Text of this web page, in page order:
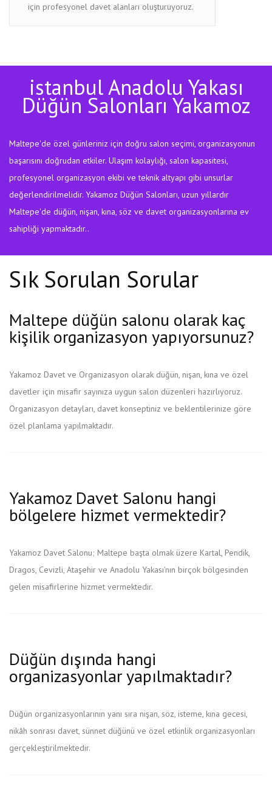
için profesyonel davet alanları oluşturuyoruz.
istanbul Anadolu Yakası
Düğün Salonları Yakamoz
Maltepe'de özel günleriniz için doğru salon seçimi, organizasyonun
başarısını doğrudan etkiler. Ulaşım kolaylığı, salon kapasitesi,
profesyonel organizasyon ekibi ve teknik altyapı gibi unsurlar
değerlendirilmelidir. Yakamoz Düğün Salonları, uzun yıllardır
Maltepe'de düğün, nişan, kına, söz ve davet organizasyonlarına ev
sahipliği yapmaktadır..
Sık Sorulan Sorular
Maltepe düğün salonu olarak kaç
kişilik organizasyon yapıyorsunuz?
Yakamoz Davet ve Organizasyon olarak düğün, nişan, kına ve özel
davetler için misafir sayınıza uygun salon düzenleri hazırlıyoruz.
Organizasyon detayları, davet konseptiniz ve beklentilerinize göre
özel planlama yapılmaktadır.
Yakamoz Davet Salonu hangi
bölgelere hizmet vermektedir?
Yakamoz Davet Salonu; Maltepe başta olmak üzere Kartal, Pendik,
Dragos, Cevizli, Ataşehir ve Anadolu Yakası'nın birçok bölgesinden
gelen misafirlerine hizmet vermektedir.
Düğün dışında hangi
organizasyonlar yapılmaktadır?
Düğün organizasyonlarının yanı sıra nişan, söz, isteme, kına gecesi,
nikâh sonrası davet, sünnet düğünü ve özel etkinlik organizasyonları
gerçekleştirilmektedir.